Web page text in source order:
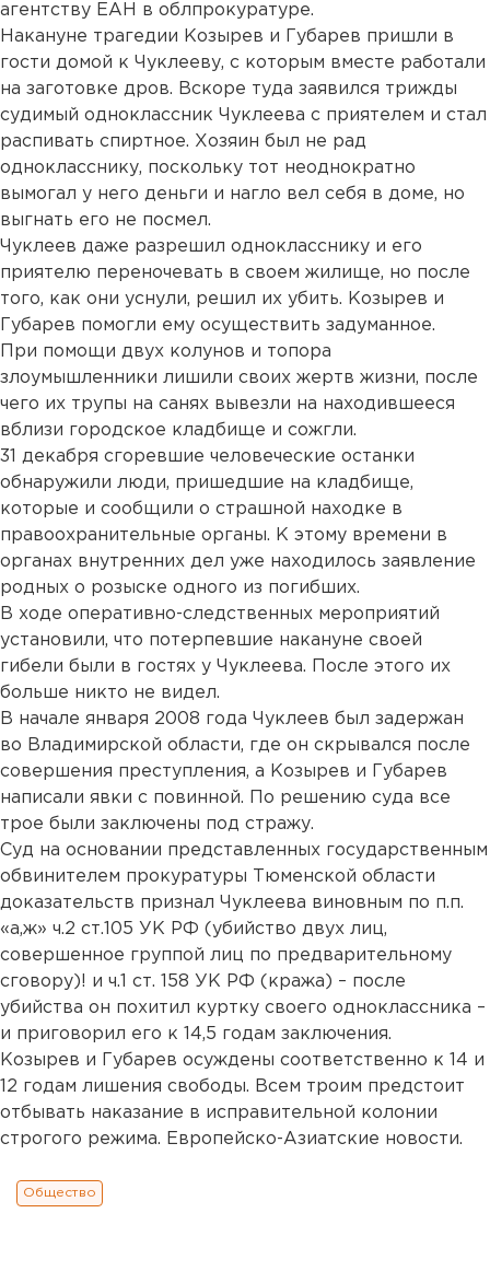
агентству ЕАН в облпрокуратуре.
Накануне трагедии Козырев и Губарев пришли в
гости домой к Чуклееву, с которым вместе работали
на заготовке дров. Вскоре туда заявился трижды
судимый одноклассник Чуклеева с приятелем и стал
распивать спиртное. Хозяин был не рад
однокласснику, поскольку тот неоднократно
вымогал у него деньги и нагло вел себя в доме, но
выгнать его не посмел.
Чуклеев даже разрешил однокласснику и его
приятелю переночевать в своем жилище, но после
того, как они уснули, решил их убить. Козырев и
Губарев помогли ему осуществить задуманное.
При помощи двух колунов и топора
злоумышленники лишили своих жертв жизни, после
чего их трупы на санях вывезли на находившееся
вблизи городское кладбище и сожгли.
31 декабря сгоревшие человеческие останки
обнаружили люди, пришедшие на кладбище,
которые и сообщили о страшной находке в
правоохранительные органы. К этому времени в
органах внутренних дел уже находилось заявление
родных о розыске одного из погибших.
В ходе оперативно-следственных мероприятий
установили, что потерпевшие накануне своей
гибели были в гостях у Чуклеева. После этого их
больше никто не видел.
В начале января 2008 года Чуклеев был задержан
во Владимирской области, где он скрывался после
совершения преступления, а Козырев и Губарев
написали явки с повинной. По решению суда все
трое были заключены под стражу.
Суд на основании представленных государственным
обвинителем прокуратуры Тюменской области
доказательств признал Чуклеева виновным по п.п.
«а,ж» ч.2 ст.105 УК РФ (убийство двух лиц,
совершенное группой лиц по предварительному
сговору)! и ч.1 ст. 158 УК РФ (кража) – после
убийства он похитил куртку своего одноклассника –
и приговорил его к 14,5 годам заключения.
Козырев и Губарев осуждены соответственно к 14 и
12 годам лишения свободы. Всем троим предстоит
отбывать наказание в исправительной колонии
строгого режима. Европейско-Азиатские новости.
Общество